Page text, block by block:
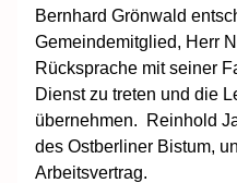
Bernhard Grönwald
Gemeindemitglied, Herr
Rücksprache mit seiner
Dienst zu treten und die
übernehmen. Reinhold
des Ostberliner Bistum,
Arbeitsvertrag.